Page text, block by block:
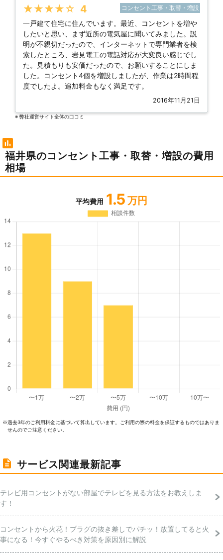
★★★★★ 4 コンセント工事・取替・増設
一戸建て住宅に住んでいます。最近、コンセントを増や
したいと思い、まず近所の電気屋に聞いてみました。説
明が不親切だったので、インターネットで専門業者を検
索したところ、岩見電工の電話対応が大変良い感じでし
た。見積もりも安価だったので、お願いすることにしま
した。コンセント4個を増設しましたが、作業は2時間程
度でしたよ。追加料金もなく満足です。
2016年11月21日
※ 弊社運営サイト全体の⼝コミ
福井県のコンセント工事・取替・増設の費用
相場
平均費用 1.5 万円
※過去3年のご利⽤料⾦に基づいて算出しています。ご利⽤の際の料⾦を保証するものではありま
せんのでご注意ください。
サービス関連最新記事
テレビ用コンセントがない部屋でテレビを見る方法をお教えしま
す！
コンセントから火花！プラグの抜き差しでパチッ！放置してると火
事になる！今すぐやるべき対策を原因別に解説